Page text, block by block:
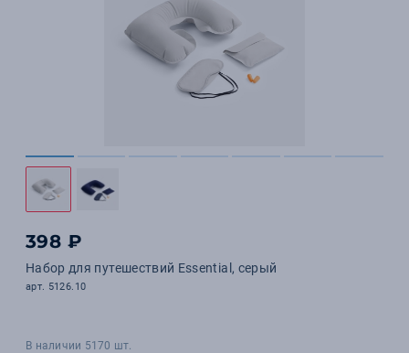
398 ₽
Набор для путешествий Essential, серый
арт. 5126.10
В наличии 5170 шт.